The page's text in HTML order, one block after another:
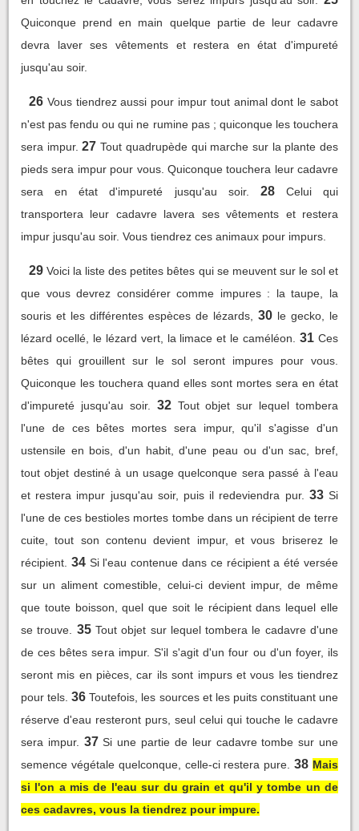
Quiconque prend en main quelque partie de leur cadavre
devra laver ses vêtements et restera en état d'impureté
jusqu'au soir.
26 Vous tiendrez aussi pour impur tout animal dont le sabot
n'est pas fendu ou qui ne rumine pas ; quiconque les touchera
sera impur. 27 Tout quadrupède qui marche sur la plante des
pieds sera impur pour vous. Quiconque touchera leur cadavre
sera en état d'impureté jusqu'au soir.
28
Celui qui
transportera leur cadavre lavera ses vêtements et restera
impur jusqu'au soir. Vous tiendrez ces animaux pour impurs.
29 Voici la liste des petites bêtes qui se meuvent sur le sol et
que vous devrez considérer comme impures : la taupe, la
souris et les différentes espèces de lézards,
30 le gecko, le
lézard ocellé, le lézard vert, la limace et le caméléon.
31 Ces
bêtes qui grouillent sur le sol seront impures pour vous.
Quiconque les touchera quand elles sont mortes sera en état
d'impureté jusqu'au soir.
32 Tout objet sur lequel tombera
l'une de ces bêtes mortes sera impur, qu'il s'agisse d'un
ustensile en bois, d'un habit, d'une peau ou d'un sac, bref,
tout objet destiné à un usage quelconque sera passé à l'eau
et restera impur jusqu'au soir, puis il redeviendra pur. 33 Si
l'une de ces bestioles mortes tombe dans un récipient de terre
cuite, tout son contenu devient impur, et vous briserez le
récipient. 34 Si l'eau contenue dans ce récipient a été versée
sur un aliment comestible, celui-ci devient impur, de même
que toute boisson, quel que soit le récipient dans lequel elle
se trouve.
35 Tout objet sur lequel tombera le cadavre d'une
de ces bêtes sera impur. S'il s'agit d'un four ou d'un foyer, ils
seront mis en pièces, car ils sont impurs et vous les tiendrez
pour tels. 36 Toutefois, les sources et les puits constituant une
réserve d'eau resteront purs, seul celui qui touche le cadavre
sera impur. 37 Si une partie de leur cadavre tombe sur une
semence végétale quelconque, celle-ci restera pure. 38 Mais
si l'on a mis de l'eau sur du grain et qu'il y tombe un de
ces cadavres, vous la tiendrez pour impure.